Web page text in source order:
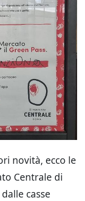
novità, ecco le
Centrale di
casse